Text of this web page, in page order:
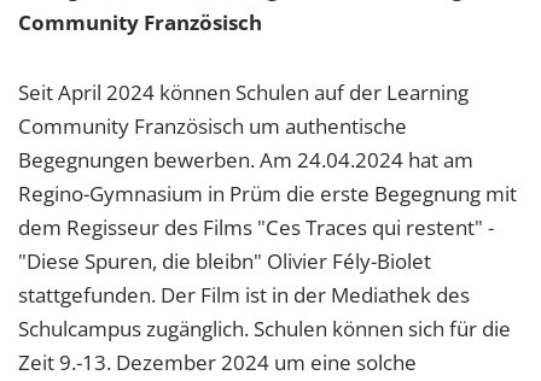
Community Französisch
Seit April 2024 können Schulen auf der Learning
Community Französisch um authentische
Begegnungen bewerben. Am 24.04.2024 hat am
Regino-Gymnasium in Prüm die erste Begegnung mit
dem Regisseur des Films "Ces Traces qui restent" -
"Diese Spuren, die bleibn" Olivier Fély-Biolet
stattgefunden. Der Film ist in der Mediathek des
Schulcampus zugänglich. Schulen können sich für die
Zeit 9.-13. Dezember 2024 um eine solche